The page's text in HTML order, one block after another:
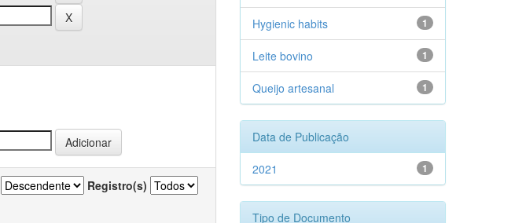
Registro(s)
1
Hygienic habits
1
Leite bovino
1
Queijo artesanal
Data de Publicação
1
2021
Tipo de Documento